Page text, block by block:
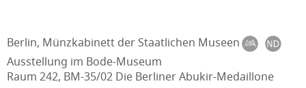
Berlin, Münzkabinett der Staatlichen Museen
Ausstellung im Bode-Museum
Raum 242, BM-35/02 Die Berliner Abukir-Medaillone